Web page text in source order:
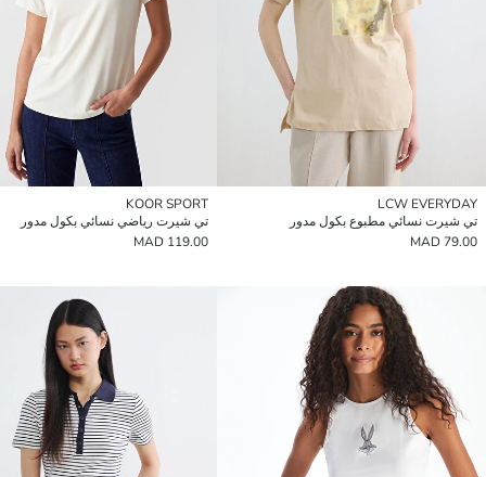
LCW EVERYDAY
تي شيرت نسائي مطبوع بكول مدور
79.00 MAD
KOOR SPORT
تي شيرت رياضي نسائي بكول مدور
119.00 MAD